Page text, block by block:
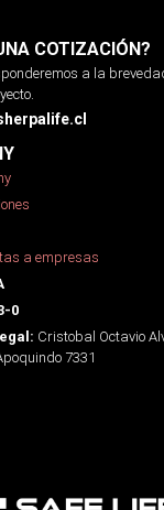
COTIZACIÓN?
a la
a empresas
0
Cristobal Octavio
7331